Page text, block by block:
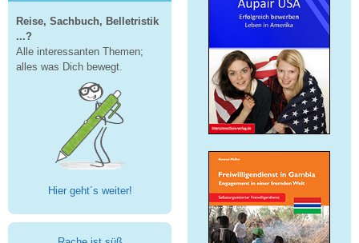
Reise, Sachbuch, Belletristik
...?
Alle interessanten Themen;
alles was Dich bewegt.
Hier geht´s weiter!